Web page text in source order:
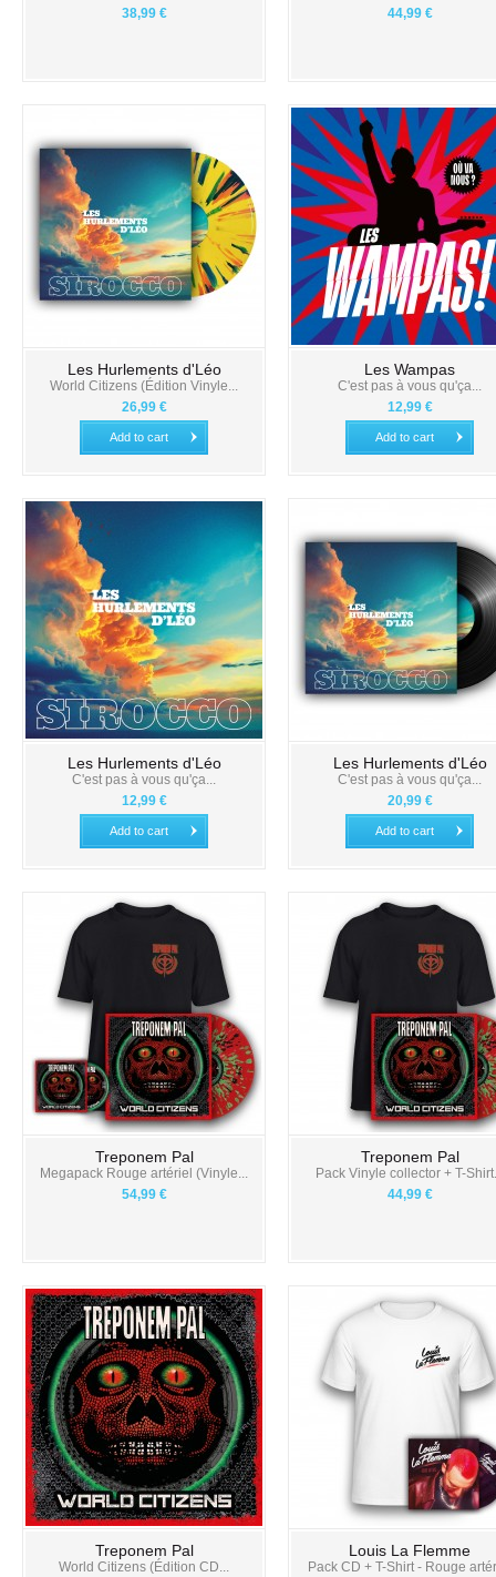
38,99 €
44,99 €
Les Hurlements d'Léo
World Citizens (Édition Vinyle...
26,99 €
Add to cart
Les Wampas
C'est pas à vous qu'ça...
12,99 €
Add to cart
Les Hurlements d'Léo
C'est pas à vous qu'ça...
12,99 €
Add to cart
Les Hurlements d'Léo
C'est pas à vous qu'ça...
20,99 €
Add to cart
Treponem Pal
Megapack Rouge artériel (Vinyle...
54,99 €
Treponem Pal
Pack Vinyle collector + T-
44,99 €
Treponem Pal
World Citizens (Édition CD...
Louis La Flemme
Pack CD + T-Shirt - Rouge